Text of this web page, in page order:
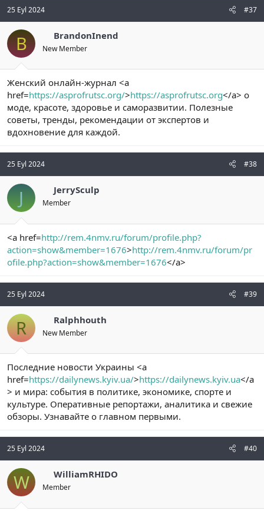
25 Eyl 2024 #37
B BrandonInend
New Member
Женский онлайн-журнал <a
href=https://asprofrutsc.org/>https://asprofrutsc.org</a> о
моде, красоте, здоровье и саморазвитии. Полезные
советы, тренды, рекомендации от экспертов и
вдохновение для каждой.
25 Eyl 2024 #38
J JerrySculp
Member
<a href=http://rem.4nmv.ru/forum/profile.php?
action=show&member=1676>http://rem.4nmv.ru/forum/pr
ofile.php?action=show&member=1676</a>
25 Eyl 2024 #39
R Ralphhouth
New Member
Последние новости Украины <a
href=https://dailynews.kyiv.ua/>https://dailynews.kyiv.ua</a
> и мира: события в политике, экономике, спорте и
культуре. Оперативные репортажи, аналитика и свежие
обзоры. Узнавайте о главном первыми.
25 Eyl 2024 #40
W WilliamRHIDO
Member